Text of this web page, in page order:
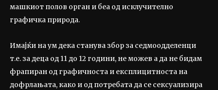
машкиот полов орган и беа од исклучително
графичка природа.
Имајќи на ум дека станува збор за седмоодделенци
т.е. за деца од 11 до 12 години, не можев а да не бидам
фрапиран од графичноста и експлицитноста на
дофрлањата, како и од потребата да се сексуализира